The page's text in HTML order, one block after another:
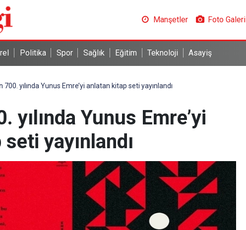
Manşetler Foto Galeri
Politika Spor Sağlık Eğitim Teknoloji Asayiş
700. yılında Yunus Emre’yi anlatan kitap seti yayınlandı
yılında Yunus Emre’yi
yayınlandı